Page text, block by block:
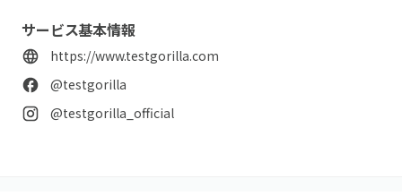
サービス基本情報
https://www.testgorilla.com
@testgorilla
@testgorilla_official